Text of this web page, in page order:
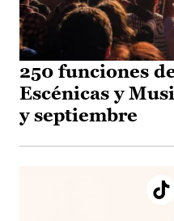
250 funciones
Escénicas y
y septiembre